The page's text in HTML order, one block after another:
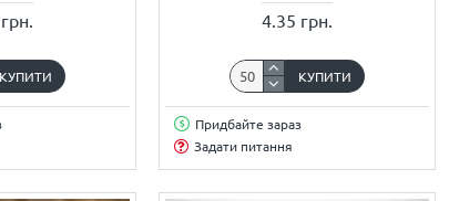
КУПИТИ
4.35 грн.
КУПИТИ
Придбайте зараз
Задати питання